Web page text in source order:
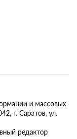
и массовых
г. Саратов, ул.
редактор